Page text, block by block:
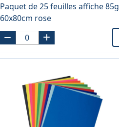
Paquet de 25 feuilles affiche 85g
60x80cm rose